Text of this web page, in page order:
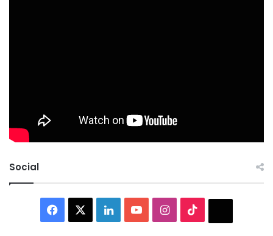
Social
Facebook LinkedInYouTubeInstagram